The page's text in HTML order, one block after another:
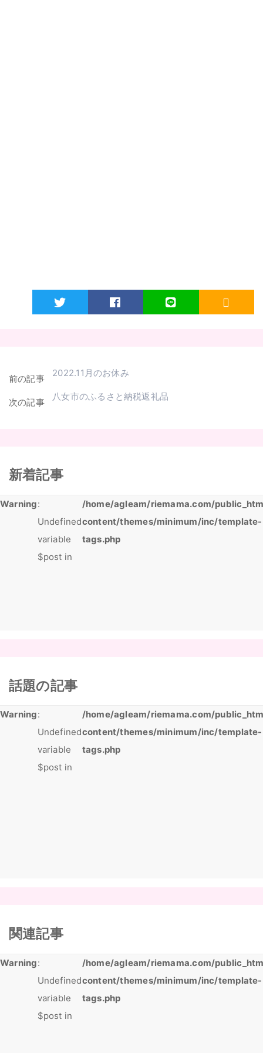
Facebook
前の記事
2022.11月のお休み
次の記事
八女市のふるさと納税返礼品
新着記事
Warning:
Undefined
variable
$post in
/home/agleam/riemama.com/
content/themes/minimum/inc/template-
tags.php
話題の記事
Warning:
Undefined
variable
$post in
/home/agleam/riemama.com/
content/themes/minimum/inc/template-
tags.php
関連記事
Warning:
Undefined
variable
$post in
/home/agleam/riemama.com/
content/themes/minimum/inc/template-
tags.php